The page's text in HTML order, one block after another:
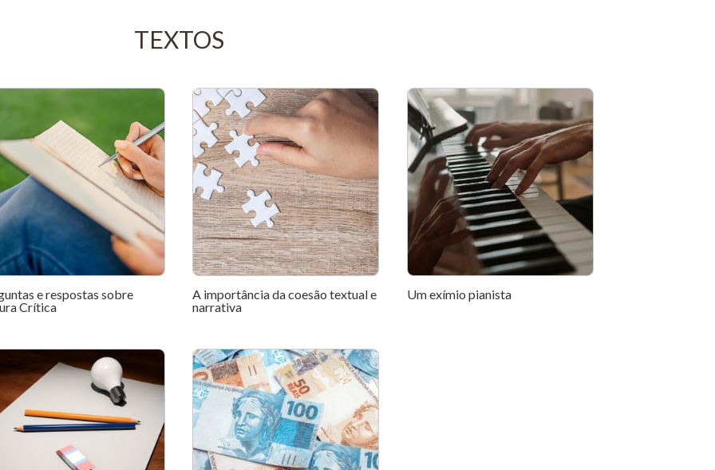
TEXTOS
e respostas sobre
Crítica
A importância da coesão textual e
narrativa
Um exímio pianista